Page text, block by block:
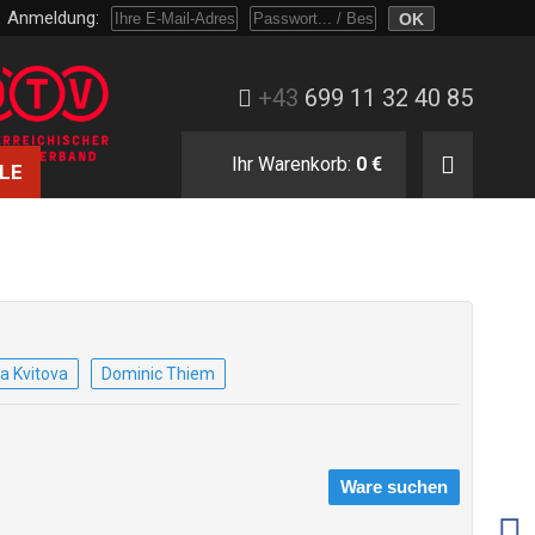
Anmeldung:
+43 699 11 32 40 85
Ihr Warenkorb: 0 €
Kvitova Dominic Thiem